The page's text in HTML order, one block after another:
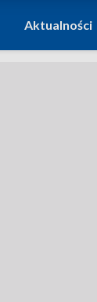
Aktualności